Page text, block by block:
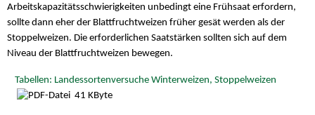
Arbeitskapazitätsschwierigkeiten unbedingt eine Frühsaat erfordern,
sollte dann eher der Blattfruchtweizen früher gesät werden als der
Stoppelweizen. Die erforderlichen Saatstärken sollten sich auf dem
Niveau der Blattfruchtweizen bewegen.
Tabellen: Landessortenversuche Winterweizen, Stoppelweizen
41 KByte